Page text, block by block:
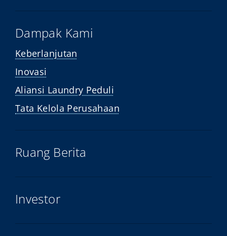
Dampak Kami
Keberlanjutan
Inovasi
Aliansi Laundry Peduli
Tata Kelola Perusahaan
Ruang Berita
Investor